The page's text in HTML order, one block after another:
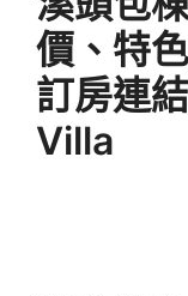
價、特
訂房連
Villa